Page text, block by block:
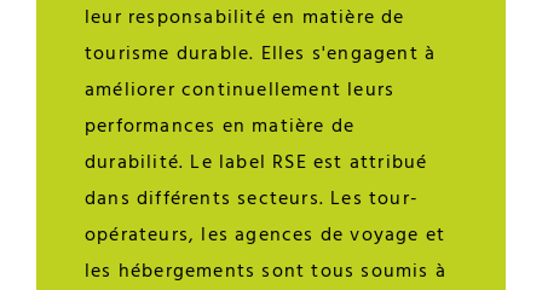
leur responsabilité en matière de
tourisme durable. Elles s'engagent à
améliorer continuellement leurs
performances en matière de
durabilité. Le label RSE est attribué
dans différents secteurs. Les tour-
opérateurs, les agences de voyage et
les hébergements sont tous soumis à